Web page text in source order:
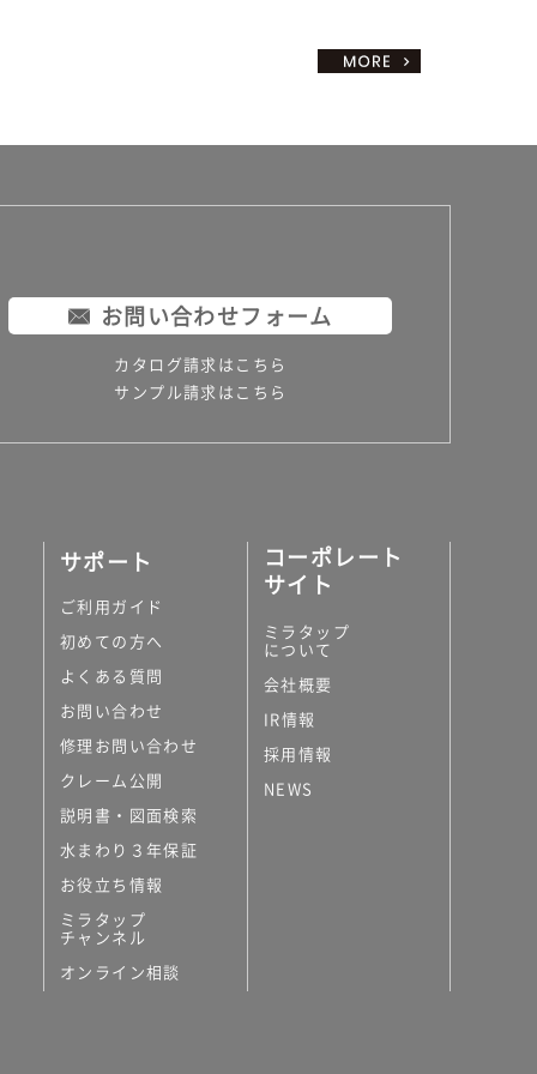
お問い合わせフォーム
カタログ請求はこちら
サンプル請求はこちら
サポート
ご利用ガイド
初めての方へ
よくある質問
お問い合わせ
修理お問い合わせ
クレーム公開
説明書・図面検索
水まわり３年保証
お役立ち情報
ミラタップ
チャンネル
オンライン相談
コーポレート
サイト
ミラタップ
について
会社概要
IR情報
採用情報
NEWS